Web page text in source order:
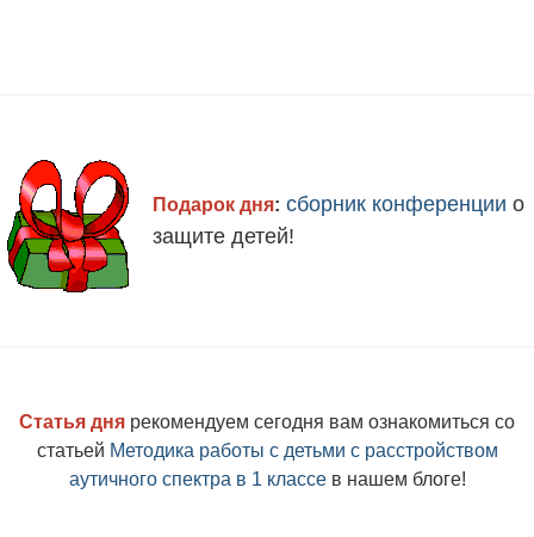
Подарок дня: сборник конференции о
защите детей!
Статья дня рекомендуем сегодня вам ознакомиться со
статьей Методика работы с детьми с расстройством
аутичного спектра в 1 классев нашем блоге!